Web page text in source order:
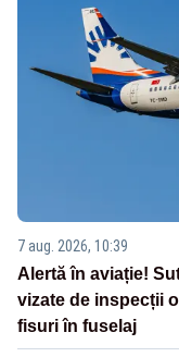
7 aug. 2026, 10:39
Alertă în aviație!
vizate de inspecții
fisuri în fuselaj